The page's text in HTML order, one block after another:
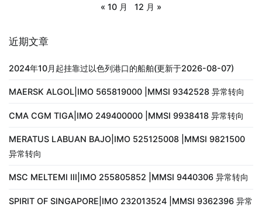
« 10 月 12 月 »
近期文章
2024年10月起挂靠过以色列港口的船舶(更新于2026-08-07)
MAERSK ALGOL|IMO 565819000 |MMSI 9342528 异常转向
CMA CGM TIGA|IMO 249400000 |MMSI 9938418 异常转向
MERATUS LABUAN BAJO|IMO 525125008 |MMSI 9821500
异常转向
MSC MELTEMI III|IMO 255805852 |MMSI 9440306 异常转向
SPIRIT OF SINGAPORE|IMO 232013524 |MMSI 9362396 异常